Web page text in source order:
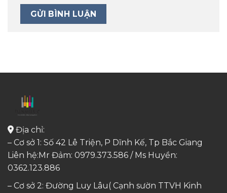
Địa chỉ:
– Cơ sở 1: Số 42 Lê Triện, P Dĩnh Kế, Tp Bắc Giang
Liên hệ:Mr Đảm: 0979.373.586 / Ms Huyền:
0362.123.886
– Cơ sở 2: Đường Luy Lâu( Cạnh sườn TTVH Kinh